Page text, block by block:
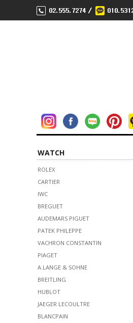
WATCH
ROLEX
CARTIER
IWC
BREGUET
AUDEMARS PIGUET
PATEK PHILEPPE
VACHRON CONSTANTIN
PIAGET
A.LANGE & SOHNE
BREITLING
HUBLOT
JAEGER LECOULTRE
BLANCPAIN